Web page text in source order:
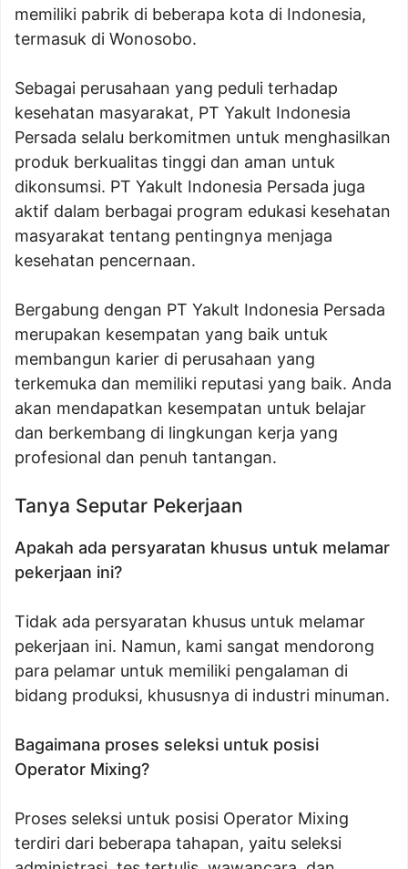
memiliki pabrik di beberapa kota di Indonesia,
termasuk di Wonosobo.
Sebagai perusahaan yang peduli terhadap
kesehatan masyarakat, PT Yakult Indonesia
Persada selalu berkomitmen untuk menghasilkan
produk berkualitas tinggi dan aman untuk
dikonsumsi. PT Yakult Indonesia Persada juga
aktif dalam berbagai program edukasi kesehatan
masyarakat tentang pentingnya menjaga
kesehatan pencernaan.
Bergabung dengan PT Yakult Indonesia Persada
merupakan kesempatan yang baik untuk
membangun karier di perusahaan yang
terkemuka dan memiliki reputasi yang baik. Anda
akan mendapatkan kesempatan untuk belajar
dan berkembang di lingkungan kerja yang
profesional dan penuh tantangan.
Tanya Seputar Pekerjaan
Apakah ada persyaratan khusus untuk melamar
pekerjaan ini?
Tidak ada persyaratan khusus untuk melamar
pekerjaan ini. Namun, kami sangat mendorong
para pelamar untuk memiliki pengalaman di
bidang produksi, khususnya di industri minuman.
Bagaimana proses seleksi untuk posisi
Operator Mixing?
Proses seleksi untuk posisi Operator Mixing
terdiri dari beberapa tahapan, yaitu seleksi